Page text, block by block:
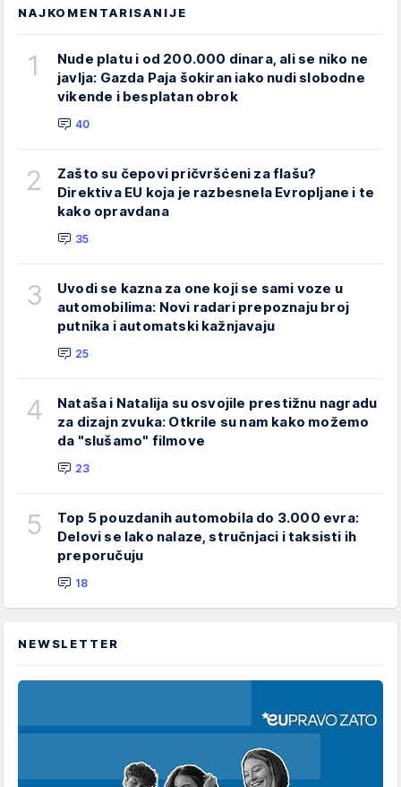
NAJKOMENTARISANIJE
1
Nude platu i od 200.000 dinara, ali se niko ne
javlja: Gazda Paja šokiran iako nudi slobodne
vikende i besplatan obrok
40
2
Zašto su čepovi pričvršćeni za flašu?
Direktiva EU koja je razbesnela Evropljane i te
kako opravdana
35
3
Uvodi se kazna za one koji se sami voze u
automobilima: Novi radari prepoznaju broj
putnika i automatski kažnjavaju
25
4
Nataša i Natalija su osvojile prestižnu nagradu
za dizajn zvuka: Otkrile su nam kako možemo
da "slušamo" filmove
23
5
Top 5 pouzdanih automobila do 3.000 evra:
Delovi se lako nalaze, stručnjaci i taksisti ih
preporučuju
18
NEWSLETTER